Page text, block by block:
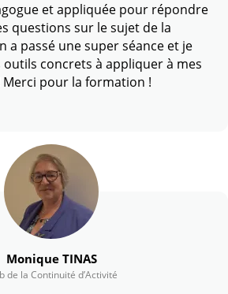
et appliquée pour répondre
questions sur le sujet de la
a passé une super séance et je
outils concrets à appliquer à mes
Merci pour la formation !
Monique TINAS
de la Continuité d’Activité